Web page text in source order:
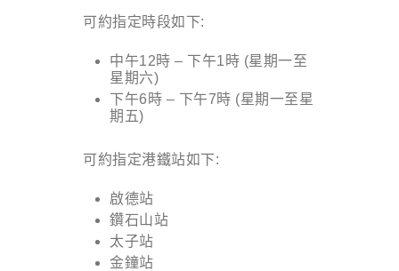
可約指定時段如下:
中午12時 – 下午1時 (星期一至
星期六)
下午6時 – 下午7時 (星期一至星
期五)
可約指定港鐵站如下:
啟德站
鑽石山站
太子站
金鐘站